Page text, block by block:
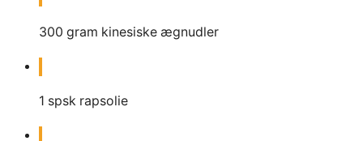
300 gram kinesiske ægnudler
1 spsk rapsolie